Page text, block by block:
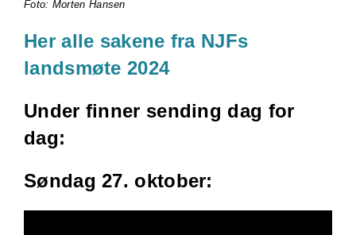
Foto: Morten Hansen
Her alle sakene fra NJFs
landsmøte 2024
Under finner sending dag for
dag:
Søndag 27. oktober: